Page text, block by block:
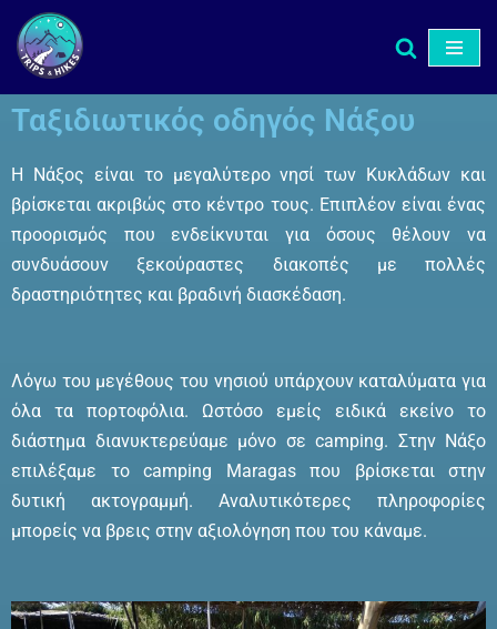
Μεταπηδήστε
στο
περιεχόμενο
Ταξιδιωτικός οδηγός Νάξου
Η Νάξος είναι το μεγαλύτερο νησί των Κυκλάδων και
βρίσκεται ακριβώς στο κέντρο τους. Επιπλέον είναι ένας
προορισμός που ενδείκνυται για όσους θέλουν να
συνδυάσουν ξεκούραστες διακοπές με πολλές
δραστηριότητες και βραδινή διασκέδαση.
Λόγω του μεγέθους του νησιού υπάρχουν καταλύματα για
όλα τα πορτοφόλια. Ωστόσο εμείς ειδικά εκείνο το
διάστημα διανυκτερεύαμε μόνο σε camping. Στην Νάξο
επιλέξαμε το camping Maragas που βρίσκεται στην
δυτική ακτογραμμή. Αναλυτικότερες πληροφορίες
μπορείς να βρεις στην αξιολόγηση που του κάναμε.